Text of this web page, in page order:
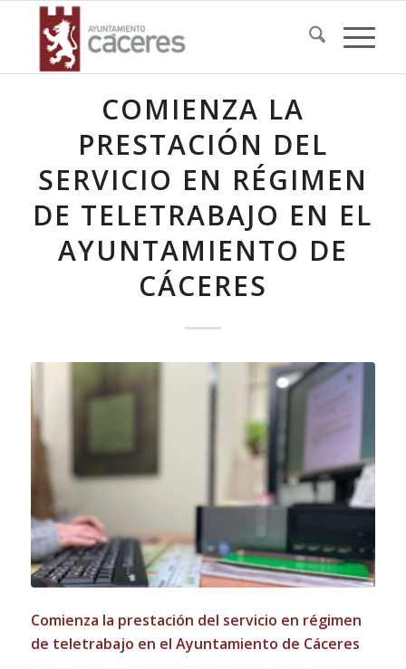
COMIENZA LA
PRESTACIÓN DEL
SERVICIO EN RÉGIMEN
DE TELETRABAJO EN EL
AYUNTAMIENTO DE
CÁCERES
Comienza la prestación del servicio en régimen
de teletrabajo en el Ayuntamiento de Cáceres